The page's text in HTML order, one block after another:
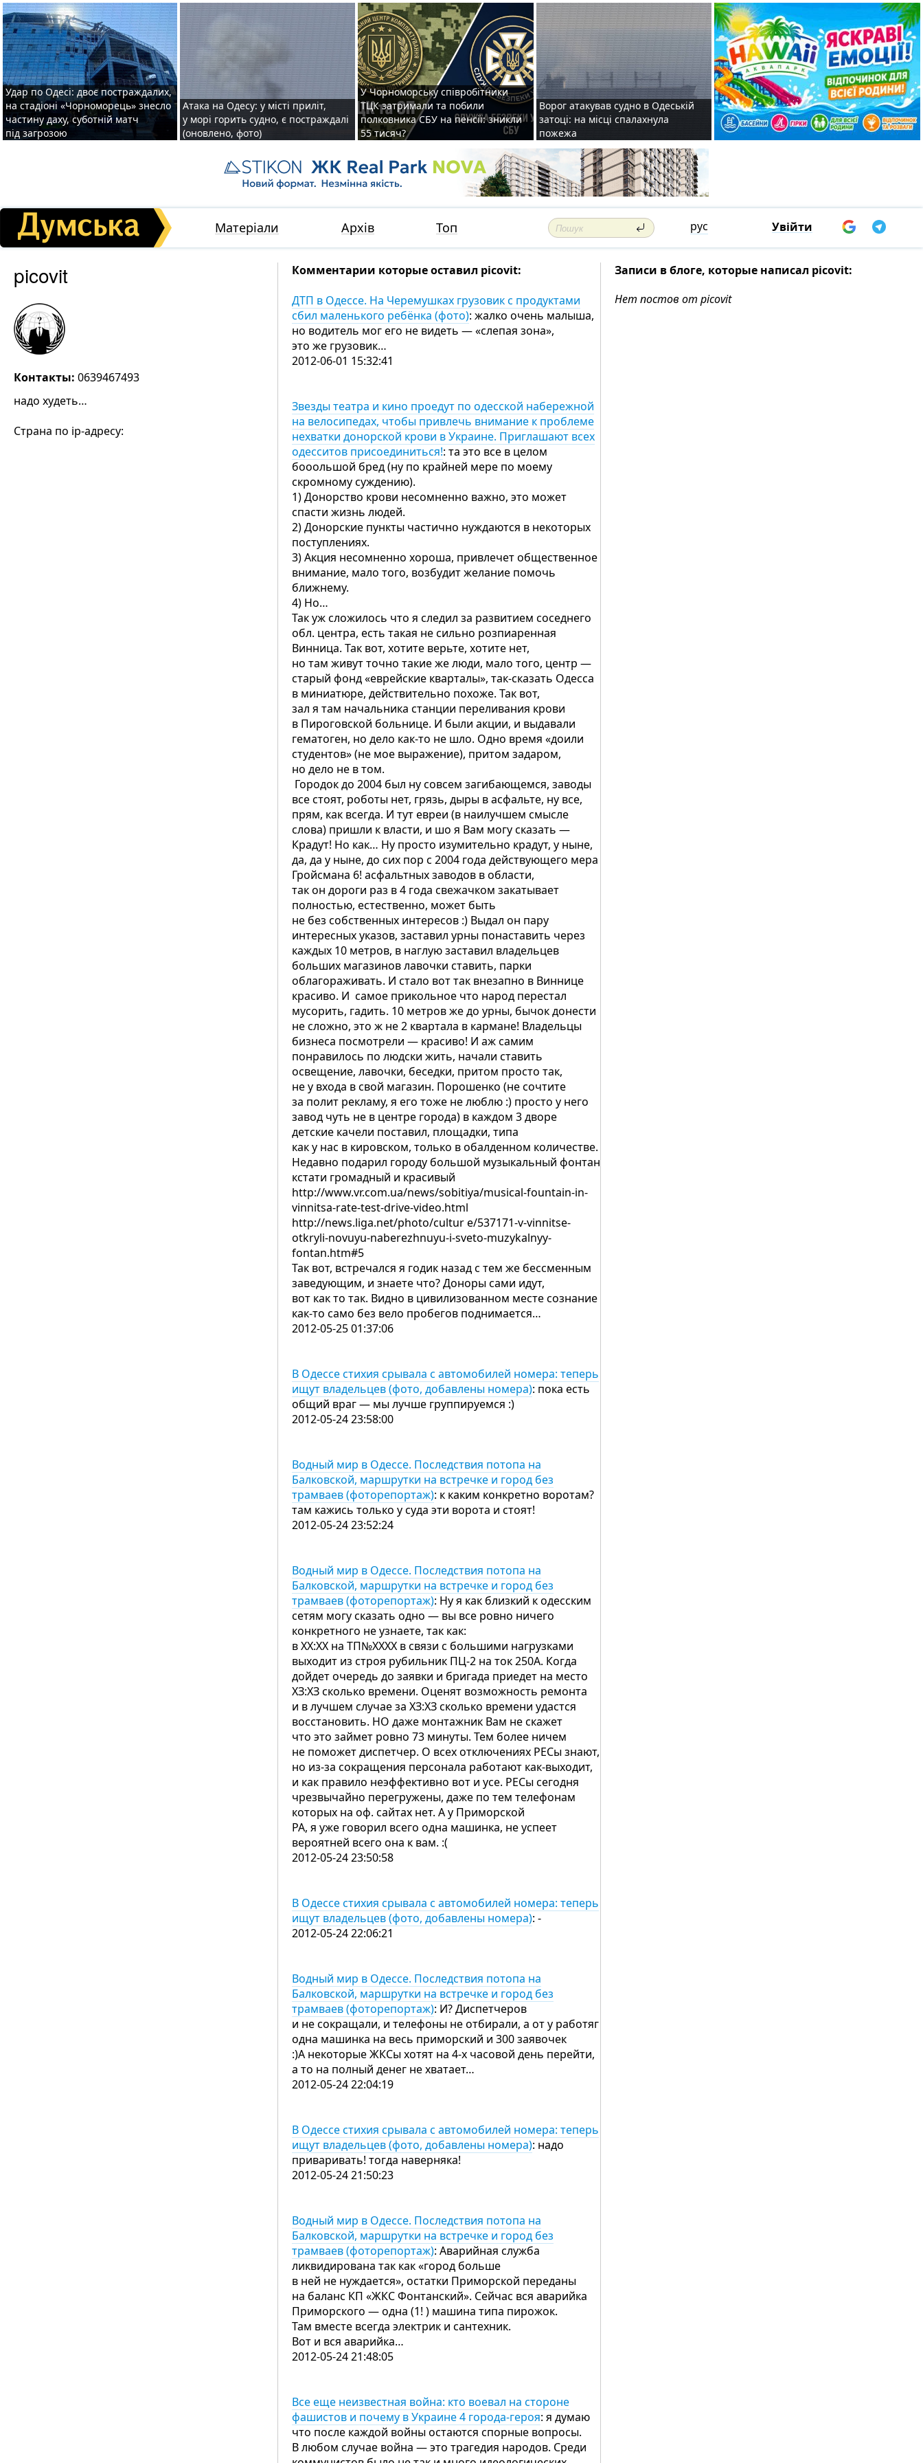
Удар по Одесі: двоє постраждалих,
на стадіоні «Чорноморець» знесло
частину даху, суботній матч
під загрозою
Атака на Одесу: у місті приліт,
у морі горить судно, є постраждалі
(оновлено, фото)
У Чорноморську співробітники
ТЦК затримали та побили
полковника СБУ на пенсії: зникли
55 тисяч?
Ворог атакував судно в Одеській
затоці: на місці спалахнула
пожежа
Матеріали Архів Топ рус Увійти
picovit
Контакты: 0639467493
надо худеть…
Страна по ip-адресу:
Комментарии которые оставил picovit:
ДТП в Одессе. На Черемушках грузовик с продуктами
сбил маленького ребёнка (фото): жалко очень малыша,
но водитель мог его не видеть — «слепая зона»,
это же грузовик…
2012-06-01 15:32:41
Звезды театра и кино проедут по одесской набережной
на велосипедах, чтобы привлечь внимание к проблеме
нехватки донорской крови в Украине. Приглашают всех
одесситов присоединиться!: та это все в целом
бооольшой бред (ну по крайней мере по моему
скромному суждению).
1) Донорство крови несомненно важно, это может
спасти жизнь людей.
2) Донорские пункты частично нуждаются в некоторых
поступлениях.
3) Акция несомненно хороша, привлечет общественное
внимание, мало того, возбудит желание помочь
ближнему.
4) Но…
Так уж сложилось что я следил за развитием соседнего
обл. центра, есть такая не сильно розпиаренная
Винница. Так вот, хотите верьте, хотите нет,
но там живут точно такие же люди, мало того, центр —
старый фонд «еврейские кварталы», так-сказать Одесса
в миниатюре, действительно похоже. Так вот,
зал я там начальника станции переливания крови
в Пироговской больнице. И были акции, и выдавали
гематоген, но дело как-то не шло. Одно время «доили
студентов» (не мое выражение), притом задаром,
но дело не в том.
Городок до 2004 был ну совсем загибающемся, заводы
все стоят, роботы нет, грязь, дыры в асфальте, ну все,
прям, как всегда. И тут евреи (в наилучшем смысле
слова) пришли к власти, и шо я Вам могу сказать —
Крадут! Но как… Ну просто изумительно крадут, у ныне,
да, да у ныне, до сих пор с 2004 года действующего мера
Гройсмана 6! асфальтных заводов в области,
так он дороги раз в 4 года свежачком закатывает
полностью, естественно, может быть
не без собственных интересов :) Выдал он пару
интересных указов, заставил урны понаставить через
каждых 10 метров, в наглую заставил владельцев
больших магазинов лавочки ставить, парки
облагораживать. И стало вот так внезапно в Виннице
красиво. И самое прикольное что народ перестал
мусорить, гадить. 10 метров же до урны, бычок донести
не сложно, это ж не 2 квартала в кармане! Владельцы
бизнеса посмотрели — красиво! И аж самим
понравилось по людски жить, начали ставить
освещение, лавочки, беседки, притом просто так,
не у входа в свой магазин. Порошенко (не сочтите
за полит рекламу, я его тоже не люблю :) просто у него
завод чуть не в центре города) в каждом 3 дворе
детские качели поставил, площадки, типа
как у нас в кировском, только в обалденном количестве.
Недавно подарил городу большой музыкальный фонтан
кстати громадный и красивый
http://www.vr.com.ua/news/sobitiya/musical-fountain-in-
vinnitsa-rate-test-drive-video.html
http://news.liga.net/photo/cultur e/537171-v-vinnitse-
otkryli-novuyu-naberezhnuyu-i-sveto-muzykalnyy-
fontan.htm#5
Так вот, встречался я годик назад с тем же бессменным
заведующим, и знаете что? Доноры сами идут,
вот как то так. Видно в цивилизованном месте сознание
как-то само без вело пробегов поднимается…
2012-05-25 01:37:06
В Одессе стихия срывала с автомобилей номера: теперь
ищут владельцев (фото, добавлены номера): пока есть
общий враг — мы лучше группируемся :)
2012-05-24 23:58:00
Водный мир в Одессе. Последствия потопа на
Балковской, маршрутки на встречке и город без
трамваев (фоторепортаж): к каким конкретно воротам?
там кажись только у суда эти ворота и стоят!
2012-05-24 23:52:24
Водный мир в Одессе. Последствия потопа на
Балковской, маршрутки на встречке и город без
трамваев (фоторепортаж): Ну я как близкий к одесским
сетям могу сказать одно — вы все ровно ничего
конкретного не узнаете, так как:
в ХХ:ХХ на ТП№ХХХХ в связи с большими нагрузками
выходит из строя рубильник ПЦ-2 на ток 250А. Когда
дойдет очередь до заявки и бригада приедет на место
ХЗ:ХЗ сколько времени. Оценят возможность ремонта
и в лучшем случае за ХЗ:ХЗ сколько времени удастся
восстановить. НО даже монтажник Вам не скажет
что это займет ровно 73 минуты. Тем более ничем
не поможет диспетчер. О всех отключениях РЕСы знают,
но из-за сокращения персонала работают как-выходит,
и как правило неэффективно вот и усе. РЕСы сегодня
чрезвычайно перегружены, даже по тем телефонам
которых на оф. сайтах нет. А у Приморской
РА, я уже говорил всего одна машинка, не успеет
вероятней всего она к вам. :(
2012-05-24 23:50:58
В Одессе стихия срывала с автомобилей номера: теперь
ищут владельцев (фото, добавлены номера): -
2012-05-24 22:06:21
Водный мир в Одессе. Последствия потопа на
Балковской, маршрутки на встречке и город без
трамваев (фоторепортаж): И? Диспетчеров
и не сокращали, и телефоны не отбирали, а от у работяг
одна машинка на весь приморский и 300 заявочек
:)А некоторые ЖКСы хотят на 4-х часовой день перейти,
а то на полный денег не хватает…
2012-05-24 22:04:19
В Одессе стихия срывала с автомобилей номера: теперь
ищут владельцев (фото, добавлены номера): надо
приваривать! тогда наверняка!
2012-05-24 21:50:23
Водный мир в Одессе. Последствия потопа на
Балковской, маршрутки на встречке и город без
трамваев (фоторепортаж): Аварийная служба
ликвидирована так как «город больше
в ней не нуждается», остатки Приморской переданы
на баланс КП «ЖКС Фонтанский». Сейчас вся аварийка
Приморского — одна (1! ) машина типа пирожок.
Там вместе всегда электрик и сантехник.
Вот и вся аварийка…
2012-05-24 21:48:05
Все еще неизвестная война: кто воевал на стороне
фашистов и почему в Украине 4 города-героя: я думаю
что после каждой войны остаются спорные вопросы.
В любом случае война — это трагедия народов. Среди
Записи в блоге, которые написал picovit:
Нет постов от picovit